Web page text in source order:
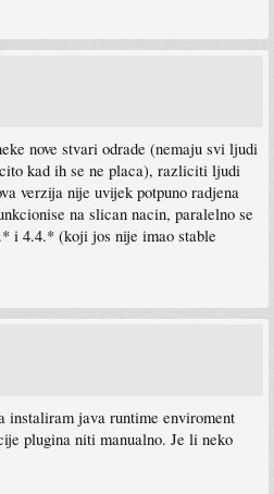
nove stvari odrade (nemaju svi ljudi
kad ih se ne placa), razliciti ljudi
verzija nije uvijek potpuno radjena
na slican nacin, paralelno se
i 4.4.* (koji jos nije imao stable
instaliram java runtime enviroment
plugina niti manualno. Je li neko